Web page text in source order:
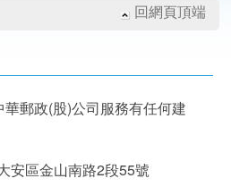
回網頁頂端
郵政(股)公司服務有任何建
安區金山南路2段55號